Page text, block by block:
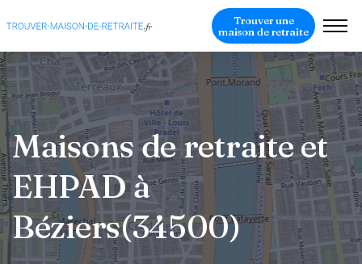
Trouver une
maison de retraite
Maisons de retraite et
EHPAD à
Béziers(34500)